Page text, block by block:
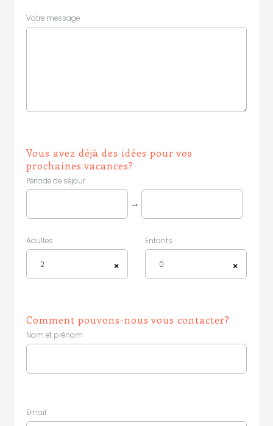
Votre message
Vous avez déjà des idées pour vos
prochaines vacances?
Période de séjour
→
Adultes
×
2
Enfants
×
0
Comment pouvons-nous vous contacter?
Nom et prénom
Email